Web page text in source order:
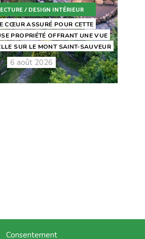
/ DESIGN INTÉRIEUR
CŒUR ASSURÉ POUR CETTE
PROPRIÉTÉ OFFRANT UNE VUE
SUR LE MONT SAINT-SAUVEUR
6 août 2026
Consentement